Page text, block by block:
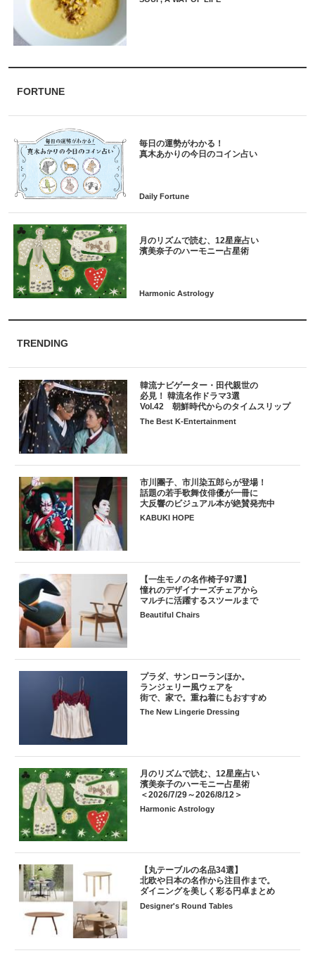
FORTUNE
毎日の運勢がわかる！
月のリズムで読む、12星座占い
TRENDING
韓流ナビゲーター・田代親世の
必見！ 韓流名作ドラマ3選
Vol.42 朝鮮時代からのタイムスリップ
The Best K-Entertainment
市川團子、市川染五郎らが登場！
話題の若手歌舞伎俳優が一冊に
大反響のビジュアル本が絶賛発売中
KABUKI HOPE
【一生モノの名作椅子97選】
憧れのデザイナーズチェアから
マルチに活躍するスツールまで
Beautiful Chairs
プラダ、サンローランほか。
ランジェリー風ウェアを
街で、家で。重ね着にもおすすめ
The New Lingerie Dressing
月のリズムで読む、12星座占い
濱美奈子のハーモニー占星術
＜2026/7/29～2026/8/12＞
Harmonic Astrology
【丸テーブルの名品34選】
北欧や日本の名作から注目作まで。
ダイニングを美しく彩る円卓まとめ
Designer's Round Tables